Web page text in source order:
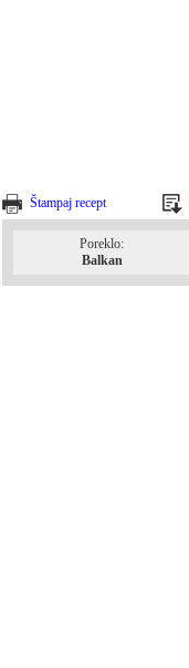
Štampaj recept
Poreklo:
Balkan